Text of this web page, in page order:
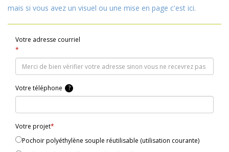
mais si vous avez un visuel ou une mise en page c'est ici.
Votre adresse courriel
*
Votre téléphone ?
Votre projet*
Pochoir polyéthylène souple réutilisable (utilisation courante)